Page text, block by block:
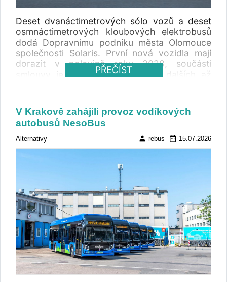
Deset dvanáctimetrových sólo vozů a deset
osmnáctimetrových kloubových elektrobusů
dodá Dopravnímu podniku města Olomouce
společnosti Solaris. První nová vozidla mají
dorazit v polovině roku 2028, součástí
smlouvy je také opce na nákup dalších až
Urbino Electric je 12,5 milionu a za kloubové
16,6 milionů Kč.
PŘEČÍST
V Krakově zahájili provoz vodíkových
autobusů NesoBus
Alternativy person rebus date_range 15.07.2026